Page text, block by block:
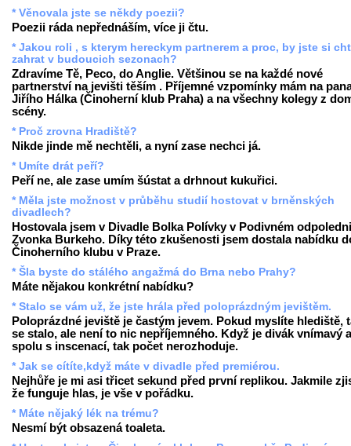
* Věnovala jste se někdy poezii?
Poezii ráda nepřednáším, více ji čtu.
* Jakou roli , s kterym hereckym partnerem a proc, by jste si
zahrat v budoucich sezonach?
Zdravíme Tě, Peco, do Anglie. Většinou se na každé nové
partnerství na jevišti těším . Příjemné vzpomínky mám na
Jiřího Hálka (Činoherní klub Praha) a na všechny kolegy z
scény.
* Proč zrovna Hradiště?
Nikde jinde mě nechtěli, a nyní zase nechci já.
* Umíte drát peří?
Peří ne, ale zase umím šústat a drhnout kukuřici.
* Měla jste možnost v průběhu studií hostovat v brněnských
divadlech?
Hostovala jsem v Divadle Bolka Polívky v Podivném
Zvonka Burkeho. Díky této zkušenosti jsem dostala nabídku
Činoherního klubu v Praze.
* Šla byste do stálého angažmá do Brna nebo Prahy?
Máte nějakou konkrétní nabídku?
* Stalo se vám už, že jste hrála před poloprázdným jevištěm.
Poloprázdné jeviště je častým jevem. Pokud myslíte hlediště,
se stalo, ale není to nic nepříjemného. Když je divák vnímavý
spolu s inscenací, tak počet nerozhoduje.
* Jak se cítíte,když máte v divadle před premiérou.
Nejhůře je mi asi třicet sekund před první replikou. Jakmile
že funguje hlas, je vše v pořádku.
* Máte nějaký lék na trému?
Nesmí být obsazená toaleta.